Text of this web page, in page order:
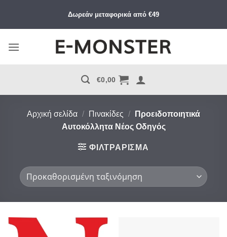
περιεχόμενο
Δωρεάν μεταφορικά από €49
€0,00
Αρχική σελίδα / Πινακίδες /
Προειδοποιητικά
Αυτοκόλλητα Νέος Οδηγός
ΦΙΛΤΡΆΡΙΣΜΑ